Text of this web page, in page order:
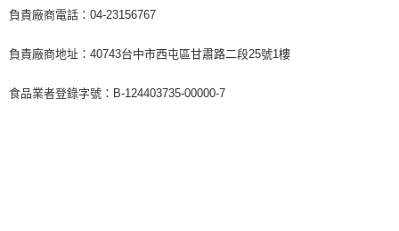
負責廠商電話：04-23156767
負責廠商地址：40743台中市西屯區甘肅路二段25號1樓
食品業者登錄字號：B-124403735-00000-7